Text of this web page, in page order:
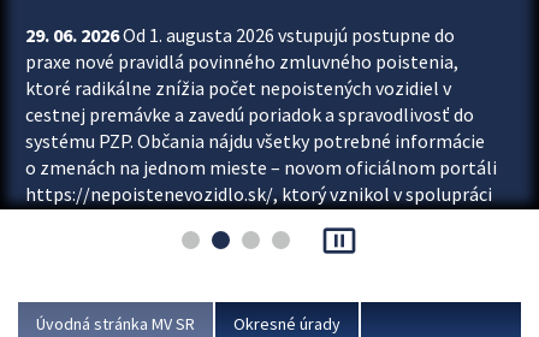
29. 06. 2026Od 1. augusta 2026 vstupujú postupne do
praxe nové pravidlá povinného zmluvného poistenia,
ktoré radikálne znížia počet nepoistených vozidiel v
cestnej premávke a zavedú poriadok a spravodlivosť do
systému PZP. Občania nájdu všetky potrebné informácie
o zmenách na jednom mieste – novom oficiálnom portáli
https://nepoistenevozidlo.sk/, ktorý vznikol v spolupráci
asociácie poisťovní (SLASPO) a Ministerstva vnútra SR.
Viac
pause_presentation
Úvodná stránka MV SR Okresné úrady